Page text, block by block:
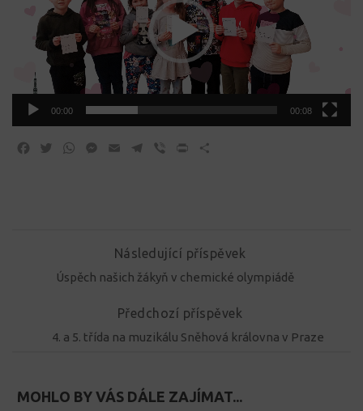
00:00 00:08
Facebook
TwitterWhatsApp
Messenger
Email Telegram
Viber Print
Následující příspěvek
Úspěch našich žákyň v chemické olympiádě
Předchozí příspěvek
4. a 5. třída na muzikálu Sněhová královna v Praze
MOHLO BY VÁS DÁLE ZAJÍMAT...